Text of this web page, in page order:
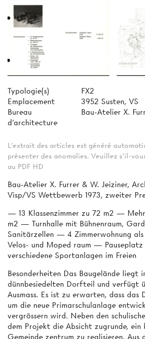
Typologie(s)
FX2
Emplacement
3952 Susten, VS
Bureau
d'architecture
Bau-Atelier X.
L'extrait des articles est généré
présenter des anomalies. Veuillez s'il-
au PDF HD
Bau-Atelier X. Furrer & W. Jeiziner,
Visp/VS Wettbewerb 1973, zweiter
— 13 Klassenzimmer zu 72 m2 —
m2 — Turnhalle mit Bühnenraum,
Sanitärzellen — 4 Zimmerwohnung
Velos- und Moped raum —
verschiedene Sportanlagen im Freien
Besonderheiten Das Baugelände liegt
dünnbesiedelten Dorfteil und verfügt
Ausmass. Es ist zu erwarten, dass das
um die neue Primarschulanlage
vergrössern wird. Neben den
dem Projekt die Absicht zugrunde,
Gemeinde­ zentrum zu realisieren. Aus